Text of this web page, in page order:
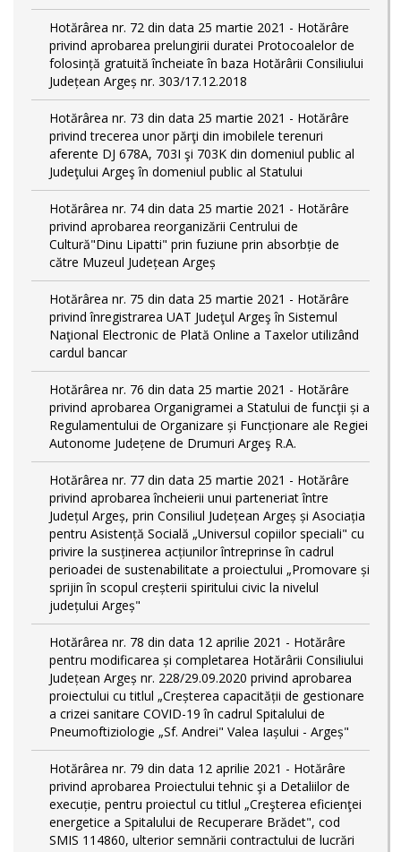
Hotărârea nr. 72 din data 25 martie 2021 - Hotărâre
privind aprobarea prelungirii duratei Protocoalelor de
folosință gratuită încheiate în baza Hotărârii Consiliului
Județean Argeș nr. 303/17.12.2018
Hotărârea nr. 73 din data 25 martie 2021 - Hotărâre
privind trecerea unor părţi din imobilele terenuri
aferente DJ 678A, 703I şi 703K din domeniul public al
Judeţului Argeş în domeniul public al Statului
Hotărârea nr. 74 din data 25 martie 2021 - Hotărâre
privind aprobarea reorganizării Centrului de
Cultură"Dinu Lipatti" prin fuziune prin absorbție de
către Muzeul Județean Argeș
Hotărârea nr. 75 din data 25 martie 2021 - Hotărâre
privind înregistrarea UAT Judeţul Argeş în Sistemul
Naţional Electronic de Plată Online a Taxelor utilizând
cardul bancar
Hotărârea nr. 76 din data 25 martie 2021 - Hotărâre
privind aprobarea Organigramei a Statului de funcţii și a
Regulamentului de Organizare și Funcționare ale Regiei
Autonome Județene de Drumuri Argeş R.A.
Hotărârea nr. 77 din data 25 martie 2021 - Hotărâre
privind aprobarea încheierii unui parteneriat între
Județul Argeș, prin Consiliul Județean Argeș și Asociația
pentru Asistență Socială „Universul copiilor speciali" cu
privire la susținerea acțiunilor întreprinse în cadrul
perioadei de sustenabilitate a proiectului „Promovare și
sprijin în scopul creșterii spiritului civic la nivelul
județului Argeș"
Hotărârea nr. 78 din data 12 aprilie 2021 - Hotărâre
pentru modificarea și completarea Hotărârii Consiliului
Județean Argeș nr. 228/29.09.2020 privind aprobarea
proiectului cu titlul „Creșterea capacității de gestionare
a crizei sanitare COVID-19 în cadrul Spitalului de
Pneumoftiziologie „Sf. Andrei" Valea Iașului - Argeș"
Hotărârea nr. 79 din data 12 aprilie 2021 - Hotărâre
privind aprobarea Proiectului tehnic şi a Detaliilor de
execuție, pentru proiectul cu titlul „Creşterea eficienţei
energetice a Spitalului de Recuperare Brădet", cod
SMIS 114860, ulterior semnării contractului de lucrări